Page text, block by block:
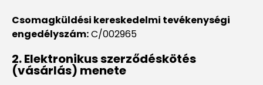
Csomagküldési kereskedelmi tevékenységi
engedélyszám:C/002965
2. Elektronikus szerződéskötés
(vásárlás) menete